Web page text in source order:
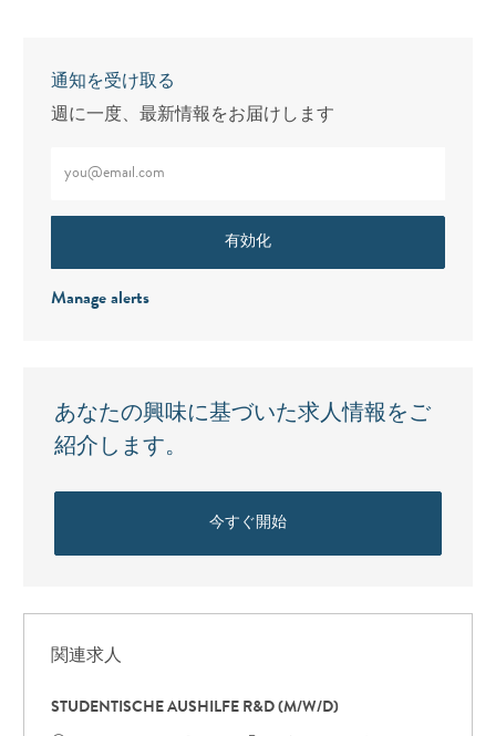
通知を受け取る
週に一度、最新情報をお届けします
有効化
Manage alerts
あなたの興味に基づいた求人情報をご
紹介します。
今すぐ開始
関連求人
STUDENTISCHE AUSHILFE R&D (M/W/D)